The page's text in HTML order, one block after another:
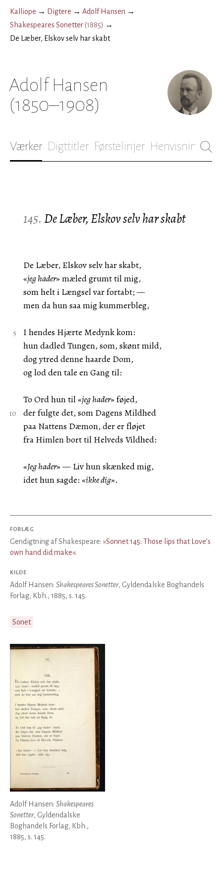
Kalliope → Digtere → Adolf Hansen →
Shakespeares Sonetter(1885) →
De Læber, Elskov selv har skabt
Adolf Hansen
(1850–1908)
Værker Digttitler Førstelinjer Henvisninger
145. De Læber, Elskov selv har skabt
De Læber, Elskov selv har skabt,
«jeg hader» mæled grumt til mig,
som helt i Længsel var fortabt; —
men da hun saa mig kummerbleg,
I hendes Hjærte Medynk kom:
hun dadled Tungen, som, skønt mild,
dog ytred denne haarde Dom,
og lod den tale en Gang til:
To Ord hun til «jeg hader» føjed,
der fulgte det, som Dagens Mildhed
paa Nattens Dæmon, der er fløjet
fra Himlen bort til Helveds Vildhed:
«Jeg hader» — Liv hun skænked mig,
idet hun sagde: «ikke dig».
FORLÆG
Gendigtning af Shakespeare: »Sonnet 145: Those lips that Love’s
own hand did make«.
KILDE
Adolf Hansen: Shakespeares Sonetter, Gyldendalske Boghandels
Forlag, Kbh., 1885, s. 145.
Sonet
Adolf Hansen: Shakespeares
Sonetter, Gyldendalske
Boghandels Forlag, Kbh.,
1885, s. 145.